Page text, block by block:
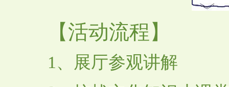
【活动流程】
1、展厅参观讲解